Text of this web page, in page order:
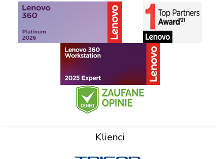
Klienci